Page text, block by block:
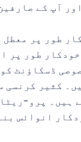
آپ کے
طور پر
طور پر
ڈسکاؤنٹ
کثیر کرنسی
ہیں۔ پرو-
انوائس